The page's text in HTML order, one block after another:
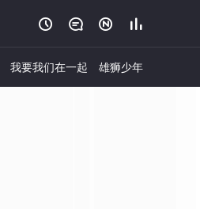
   
我要我们在一起 雄狮少年